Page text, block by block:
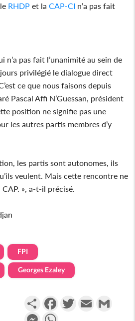
RHDP et laCAP-CI n’a pas fait
n’a pas fait l’unanimité au sein de
privilégié le dialogue direct
ce que nous faisons depuis
Pascal Affi N’Guessan, président
position ne signifie pas une
les autres partis membres d’y
les partis sont autonomes, ils
veulent. Mais cette rencontre ne
», a-t-il précisé.
FPI
Georges Ezaley
PartagerFacebookTwitterEmail
Messenger